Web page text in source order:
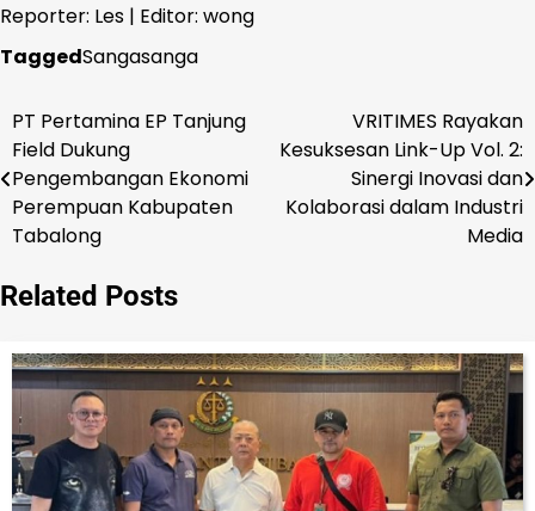
Reporter: Les | Editor: wong
TaggedSangasanga
Navigasi
pos
PT Pertamina EP Tanjung
Field Dukung
Pengembangan Ekonomi
Perempuan Kabupaten
Tabalong
VRITIMES Rayakan
Kesuksesan Link-Up Vol. 2:
Sinergi Inovasi dan
Kolaborasi dalam Industri
Media
Related Posts